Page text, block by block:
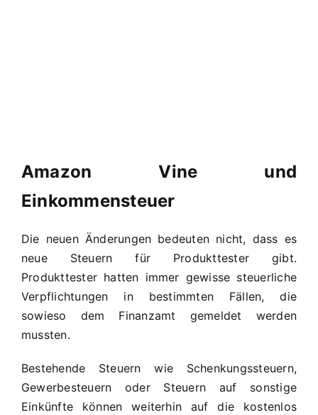
Amazon Vine und
Einkommensteuer
Die neuen Änderungen bedeuten nicht, dass es
neue Steuern für Produkttester gibt.
Produkttester hatten immer gewisse steuerliche
Verpflichtungen in bestimmten Fällen, die
sowieso dem Finanzamt gemeldet werden
mussten.
Bestehende Steuern wie Schenkungssteuern,
Gewerbesteuern oder Steuern auf sonstige
Einkünfte können weiterhin auf die kostenlos